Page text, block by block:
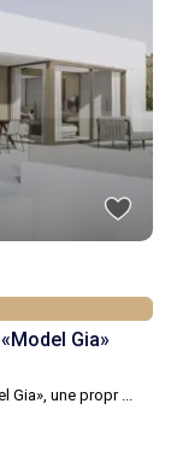
Gia»
Gia», une propr